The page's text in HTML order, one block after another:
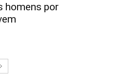
homens por